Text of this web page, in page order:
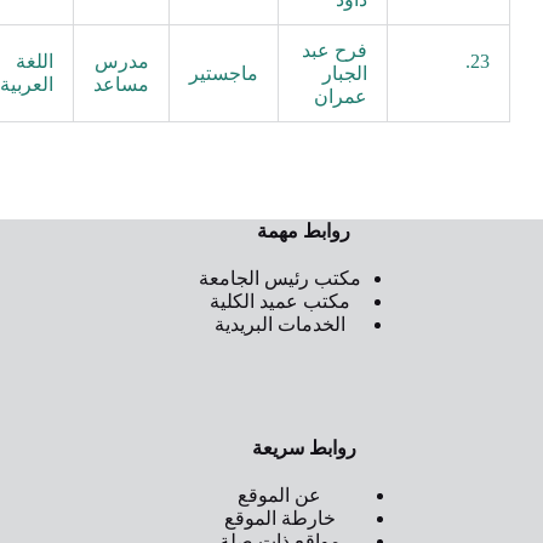
23.
فرح عبد
الجبار
عمران
ماجستير
مدرس
مساعد
اللغة
العربية
روابط مهمة
مكتب رئيس الجامعة
مكتب عميد الكلية
الخدمات البريدية
روابط سريعة
عن الموقع
خارطة الموقع